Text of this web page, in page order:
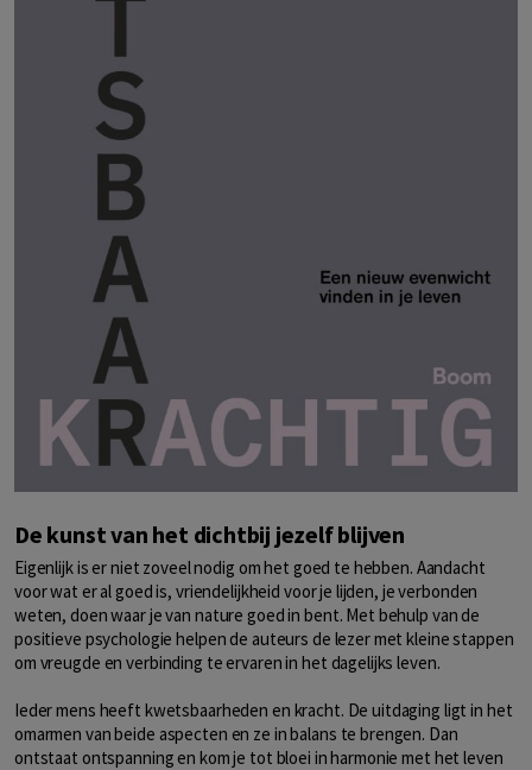
De kunst van het dichtbij jezelf blijven
Eigenlijk is er niet zoveel nodig om het goed te hebben. Aandacht
voor wat er al goed is, vriendelijkheid voor je lijden, je verbonden
weten, doen waar je van nature goed in bent. Met behulp van de
positieve psychologie helpen de auteurs de lezer met kleine stappen
om vreugde en verbinding te ervaren in het dagelijks leven.
Ieder mens heeft kwetsbaarheden en kracht. De uitdaging ligt in het
omarmen van beide aspecten en ze in balans te brengen. Dan
ontstaat ontspanning en kom je tot bloei in harmonie met het leven